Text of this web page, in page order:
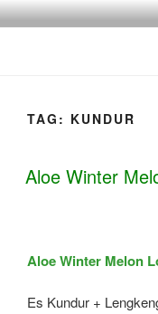
Skip
to
ALOE
MINUMAN
Minuman Lidah Buaya
TAG: KUNDUR
Aloe Winter
Aloe Winter Melon
Es Kundur +